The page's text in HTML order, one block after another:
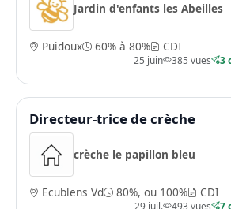
Jardin d'enfants les Abeilles
Puidoux 60% à 80% CDI
25 juin 385 vues 3
Directeur-trice de crèche
crèche le papillon bleu
Ecublens Vd 80%, ou 100% CDI
29 juil. 493 vues 7